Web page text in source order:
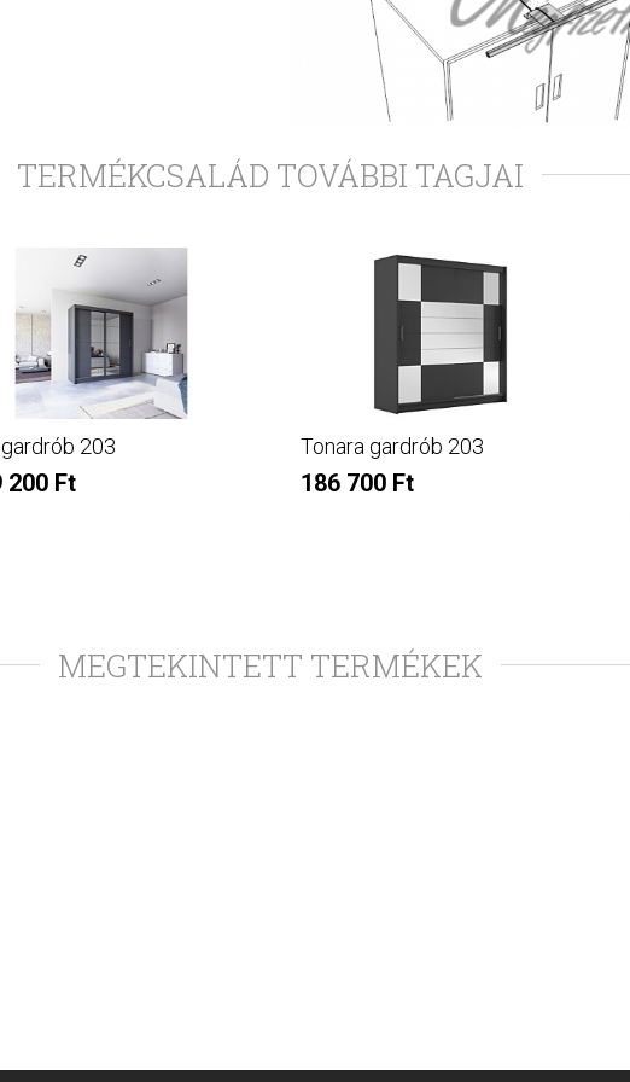
TERMÉKCSALÁD TOVÁBBI TAGJAI
203
200 Ft
Tonara gardrób 203
186 700 Ft
MEGTEKINTETT TERMÉKEK